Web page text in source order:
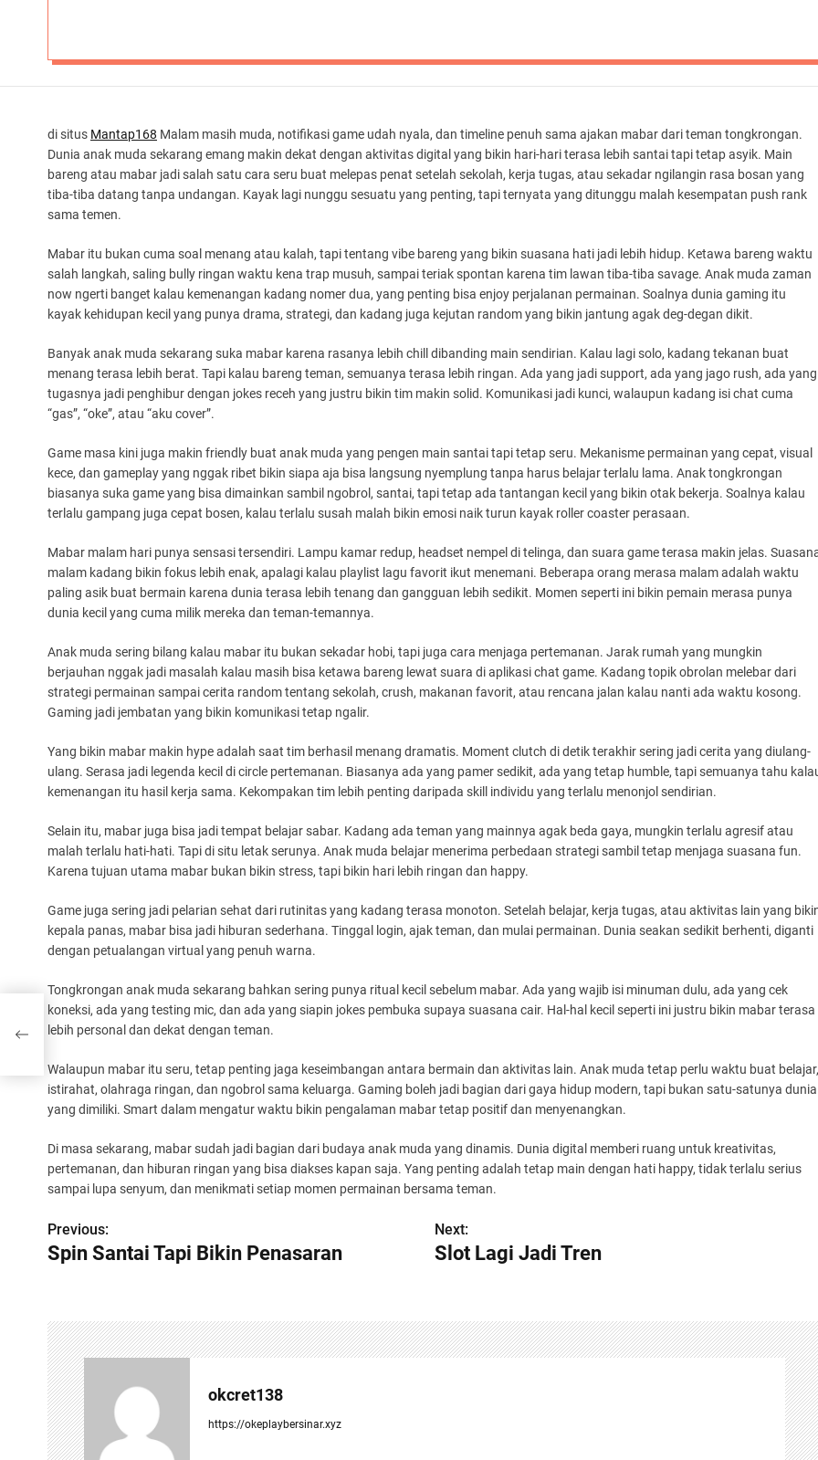
di situs Mantap168 Malam masih muda, notifikasi game udah nyala, dan timeline penuh sama ajakan mabar dari teman tongkrongan.
Dunia anak muda sekarang emang makin dekat dengan aktivitas digital yang bikin hari-hari terasa lebih santai tapi tetap asyik. Main
bareng atau mabar jadi salah satu cara seru buat melepas penat setelah sekolah, kerja tugas, atau sekadar ngilangin rasa bosan yang
tiba-tiba datang tanpa undangan. Kayak lagi nunggu sesuatu yang penting, tapi ternyata yang ditunggu malah kesempatan push rank
sama temen.
Mabar itu bukan cuma soal menang atau kalah, tapi tentang vibe bareng yang bikin suasana hati jadi lebih hidup. Ketawa bareng waktu
salah langkah, saling bully ringan waktu kena trap musuh, sampai teriak spontan karena tim lawan tiba-tiba savage. Anak muda zaman
now ngerti banget kalau kemenangan kadang nomer dua, yang penting bisa enjoy perjalanan permainan. Soalnya dunia gaming itu
kayak kehidupan kecil yang punya drama, strategi, dan kadang juga kejutan random yang bikin jantung agak deg-degan dikit.
Banyak anak muda sekarang suka mabar karena rasanya lebih chill dibanding main sendirian. Kalau lagi solo, kadang tekanan buat
menang terasa lebih berat. Tapi kalau bareng teman, semuanya terasa lebih ringan. Ada yang jadi support, ada yang jago rush, ada yang
tugasnya jadi penghibur dengan jokes receh yang justru bikin tim makin solid. Komunikasi jadi kunci, walaupun kadang isi chat cuma
“gas”, “oke”, atau “aku cover”.
Game masa kini juga makin friendly buat anak muda yang pengen main santai tapi tetap seru. Mekanisme permainan yang cepat, visual
kece, dan gameplay yang nggak ribet bikin siapa aja bisa langsung nyemplung tanpa harus belajar terlalu lama. Anak tongkrongan
biasanya suka game yang bisa dimainkan sambil ngobrol, santai, tapi tetap ada tantangan kecil yang bikin otak bekerja. Soalnya kalau
terlalu gampang juga cepat bosen, kalau terlalu susah malah bikin emosi naik turun kayak roller coaster perasaan.
Mabar malam hari punya sensasi tersendiri. Lampu kamar redup, headset nempel di telinga, dan suara game terasa makin jelas.
malam kadang bikin fokus lebih enak, apalagi kalau playlist lagu favorit ikut menemani. Beberapa orang merasa malam adalah waktu
paling asik buat bermain karena dunia terasa lebih tenang dan gangguan lebih sedikit. Momen seperti ini bikin pemain merasa punya
dunia kecil yang cuma milik mereka dan teman-temannya.
Anak muda sering bilang kalau mabar itu bukan sekadar hobi, tapi juga cara menjaga pertemanan. Jarak rumah yang mungkin
berjauhan nggak jadi masalah kalau masih bisa ketawa bareng lewat suara di aplikasi chat game. Kadang topik obrolan melebar dari
strategi permainan sampai cerita random tentang sekolah, crush, makanan favorit, atau rencana jalan kalau nanti ada waktu kosong.
Gaming jadi jembatan yang bikin komunikasi tetap ngalir.
Yang bikin mabar makin hype adalah saat tim berhasil menang dramatis. Moment clutch di detik terakhir sering jadi cerita yang diulang-
ulang. Serasa jadi legenda kecil di circle pertemanan. Biasanya ada yang pamer sedikit, ada yang tetap humble, tapi semuanya tahu
kemenangan itu hasil kerja sama. Kekompakan tim lebih penting daripada skill individu yang terlalu menonjol sendirian.
Selain itu, mabar juga bisa jadi tempat belajar sabar. Kadang ada teman yang mainnya agak beda gaya, mungkin terlalu agresif atau
malah terlalu hati-hati. Tapi di situ letak serunya. Anak muda belajar menerima perbedaan strategi sambil tetap menjaga suasana fun.
Karena tujuan utama mabar bukan bikin stress, tapi bikin hari lebih ringan dan happy.
Game juga sering jadi pelarian sehat dari rutinitas yang kadang terasa monoton. Setelah belajar, kerja tugas, atau aktivitas lain yang
kepala panas, mabar bisa jadi hiburan sederhana. Tinggal login, ajak teman, dan mulai permainan. Dunia seakan sedikit berhenti, diganti
dengan petualangan virtual yang penuh warna.
Tongkrongan anak muda sekarang bahkan sering punya ritual kecil sebelum mabar. Ada yang wajib isi minuman dulu, ada yang cek
koneksi, ada yang testing mic, dan ada yang siapin jokes pembuka supaya suasana cair. Hal-hal kecil seperti ini justru bikin mabar terasa
lebih personal dan dekat dengan teman.
Walaupun mabar itu seru, tetap penting jaga keseimbangan antara bermain dan aktivitas lain. Anak muda tetap perlu waktu buat belajar,
istirahat, olahraga ringan, dan ngobrol sama keluarga. Gaming boleh jadi bagian dari gaya hidup modern, tapi bukan satu-satunya dunia
yang dimiliki. Smart dalam mengatur waktu bikin pengalaman mabar tetap positif dan menyenangkan.
Di masa sekarang, mabar sudah jadi bagian dari budaya anak muda yang dinamis. Dunia digital memberi ruang untuk kreativitas,
pertemanan, dan hiburan ringan yang bisa diakses kapan saja. Yang penting adalah tetap main dengan hati happy, tidak terlalu serius
sampai lupa senyum, dan menikmati setiap momen permainan bersama teman.
P
t
n
a
v
Previous:
Spin Santai Tapi Bikin Penasaran
Next:
Slot Lagi Jadi Tren
okcret138
https://okeplaybersinar.xyz